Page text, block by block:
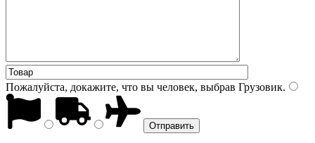
Пожалуйста, докажите, что вы человек, выбрав Грузовик.